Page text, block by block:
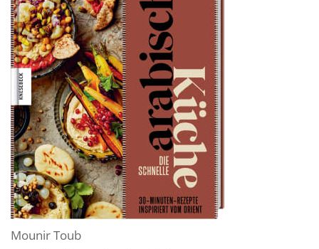
Mounir Toub